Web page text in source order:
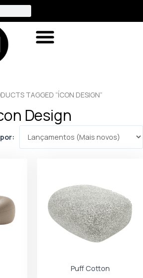
TAGGED “ÍCON DESIGN”
Design
Puff Cotton